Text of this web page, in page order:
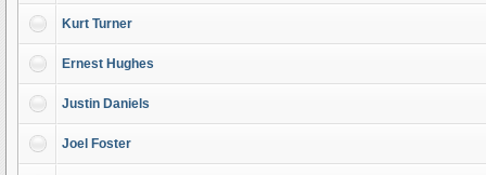
Kurt Turner
Ernest Hughes
Justin Daniels
Joel Foster